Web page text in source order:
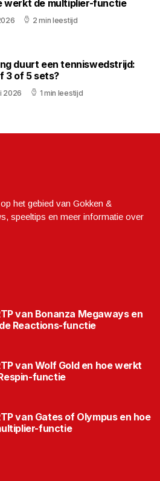
werkt de multiplier-functie
2 min leestijd
duurt een tenniswedstrijd:
3 of 5 sets?
2026 1 min leestijd
het gebied van Gokken &
speeltips en meer informatie over
van Bonanza Megaways en
Reactions-functie
van Wolf Gold en hoe werkt
functie
van Gates of Olympus en hoe
functie